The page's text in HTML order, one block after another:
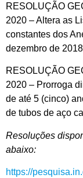
RESOLUÇÃO
2020 – Altera as
constantes dos
dezembro de
RESOLUÇÃO
2020 – Prorroga
de até 5 (cinco)
de tubos de aço
Resoluções
abaixo:
https://